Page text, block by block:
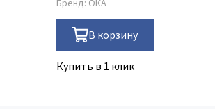
В корзину
Купить в 1 клик